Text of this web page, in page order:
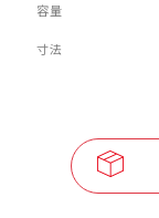
容量
寸法